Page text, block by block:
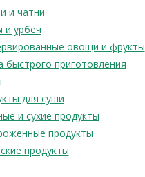
и чатни
и урбеч
овощи и фрукты
быстрого приготовления
для суши
и сухие продукты
продукты
продукты